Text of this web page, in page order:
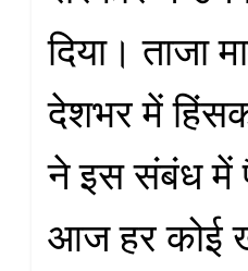
दिया। ताजा
देशभर में
ने इस संबंध में
आज हर कोई